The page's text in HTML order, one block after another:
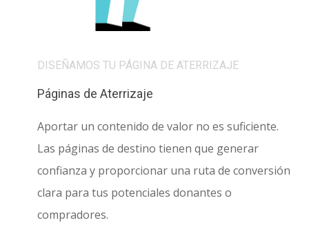
DISEÑAMOS TU PÁGINA DE ATERRIZAJE
Páginas de Aterrizaje
Aportar un contenido de valor no es suficiente.
Las páginas de destino tienen que generar
confianza y proporcionar una ruta de conversión
clara para tus potenciales donantes o
compradores.